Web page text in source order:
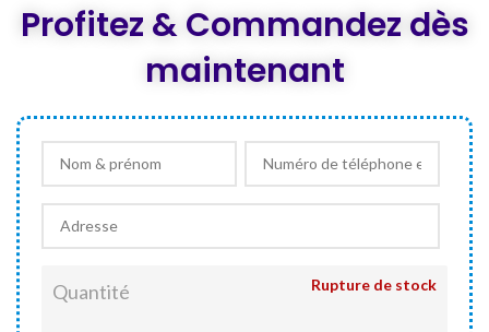
Profitez & Commandez dès
maintenant
Quantité Rupture de stock